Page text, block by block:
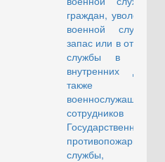
граждан, уволенных с
военной службы в
запас или в отставку и
службы в органах
внутренних дел, а
также
военнослужащих и
сотрудников
Государственной
противопожарной
службы,